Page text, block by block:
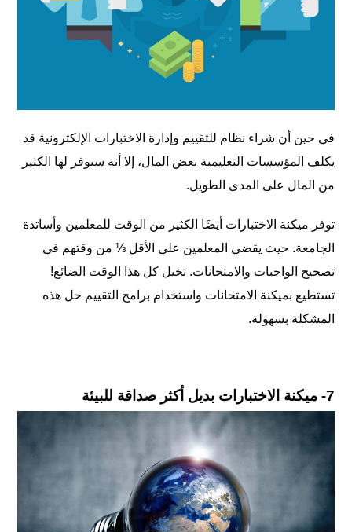
في حين أن شراء نظام للتقييم وإدارة الاختبارات الإلكترونية قد
يكلف المؤسسات التعليمية بعض المال، إلا أنه سيوفر لها الكثير
من المال على المدى الطويل.
توفر ميكنة الاختبارات أيضًا الكثير من الوقت للمعلمين وأساتذة
الجامعة. حيث يقضي المعلمين على الأقل ⅓ من وقتهم في
تصحيح الواجبات والامتحانات. تخيل كل هذا الوقت الضائع!
تستطيع بميكنة الامتحانات واستخدام برامج التقييم حل هذه
المشكلة بسهولة.
7- ميكنة الاختبارات بديل أكثر صداقة للبيئة